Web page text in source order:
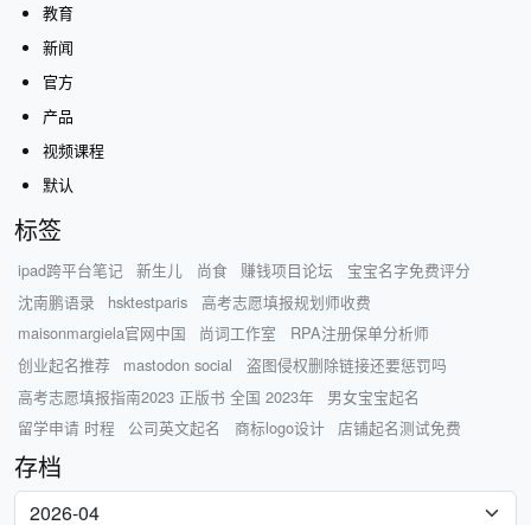
教育
新闻
官方
产品
视频课程
默认
标签
ipad跨平台笔记 新生儿 尚食 赚钱项目论坛
宝宝名字免费评分
沈南鹏语录
hsktestparis
高考志愿填报规划师收费
maisonmargiela官网中国
尚词工作室
RPA注册保单分析师
创业起名推荐
mastodon social
盗图侵权删除链接还要惩罚吗
高考志愿填报指南2023 正版书 全国 2023年
男女宝宝起名
留学申请 时程
公司英文起名 商标logo设计 店铺起名测试免费
存档